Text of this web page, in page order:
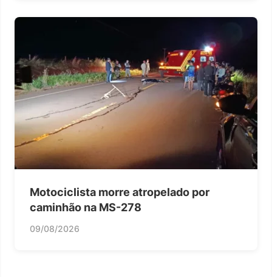
Motociclista morre atropelado por
caminhão na MS-278
09/08/2026